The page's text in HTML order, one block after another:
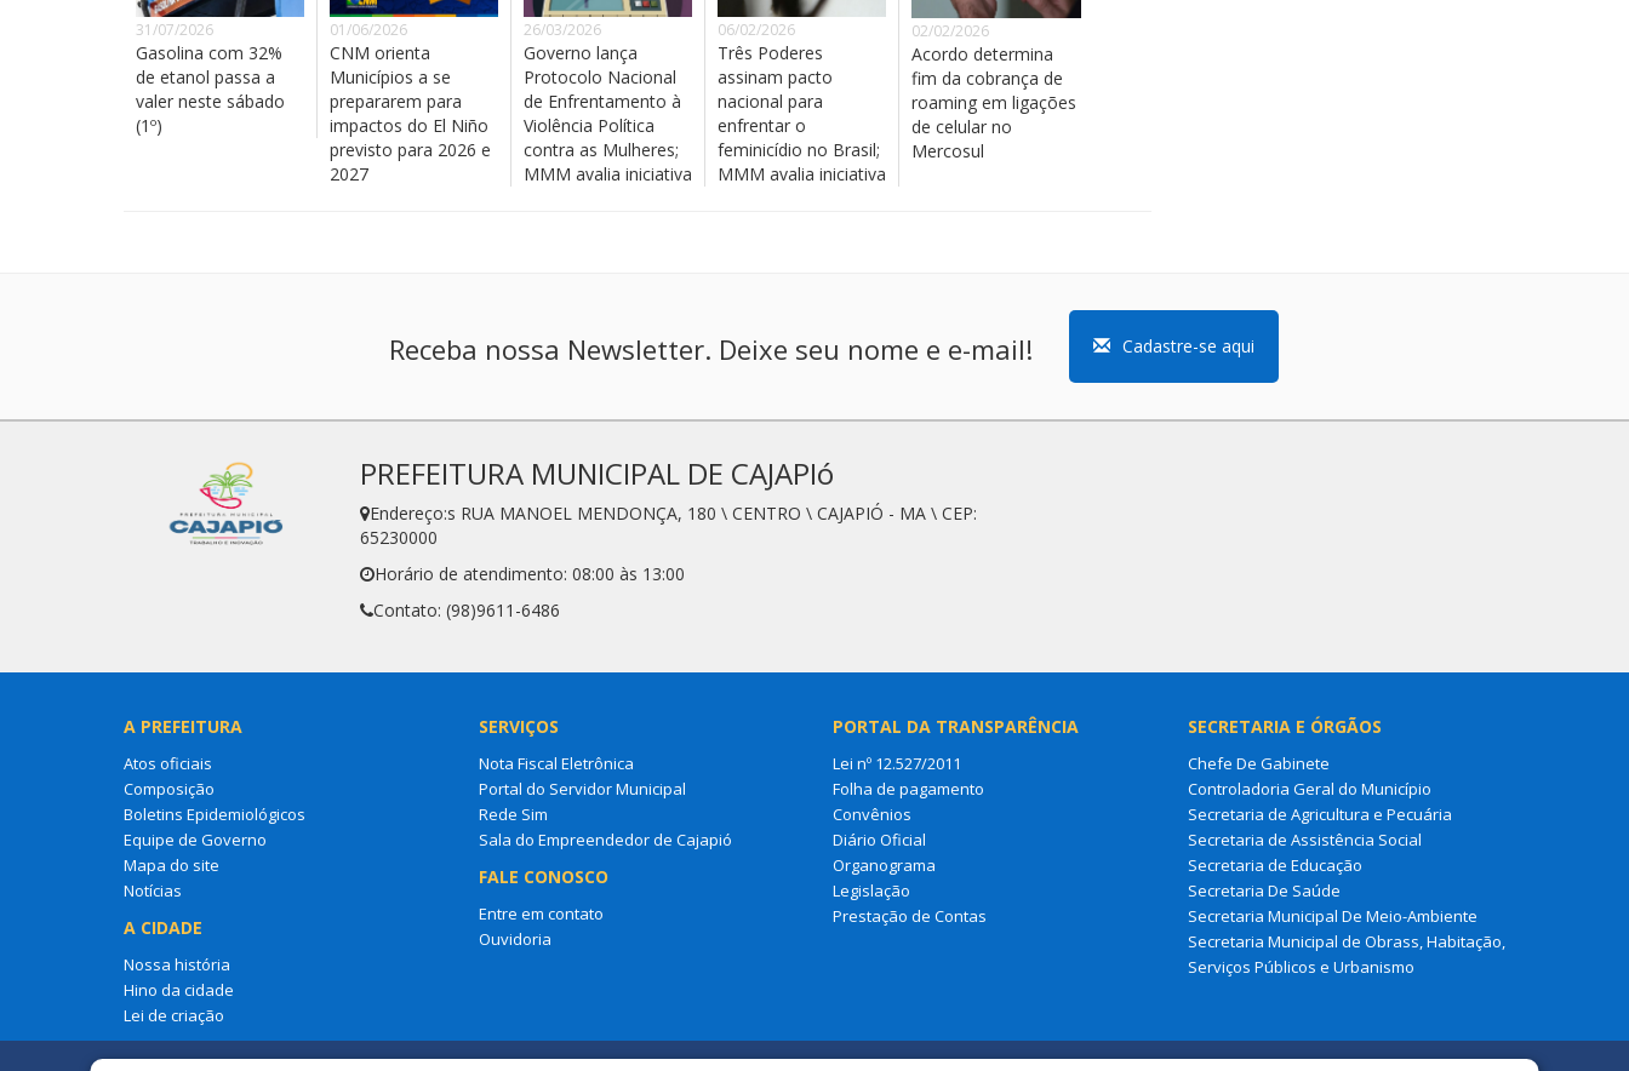
31/07/2026
Gasolina com 32%
de etanol passa a
valer neste sábado
(1º)
01/06/2026
CNM orienta
Municípios a se
prepararem para
impactos do El Niño
previsto para 2026 e
2027
26/03/2026
Governo lança
Protocolo Nacional
de Enfrentamento à
Violência Política
contra as Mulheres;
MMM avalia iniciativa
06/02/2026
Três Poderes
assinam pacto
nacional para
enfrentar o
feminicídio no Brasil;
MMM avalia iniciativa
02/02/2026
Acordo determina
fim da cobrança de
roaming em ligações
de celular no
Mercosul
Receba nossa Newsletter. Deixe seu nome e e-mail! Cadastre-se aqui
PREFEITURA MUNICIPAL DE CAJAPIó
Endereço:s RUA MANOEL MENDONÇA, 180 \ CENTRO \ CAJAPIÓ - MA \ CEP:
65230000
Horário de atendimento: 08:00 às 13:00
Contato: (98)9611-6486
A PREFEITURA
Atos oficiais
Composição
Boletins Epidemiológicos
Equipe de Governo
Mapa do site
Notícias
A CIDADE
Nossa história
Hino da cidade
Lei de criação
SERVIÇOS
Nota Fiscal Eletrônica
Portal do Servidor Municipal
Rede Sim
Sala do Empreendedor de Cajapió
FALE CONOSCO
Entre em contato
Ouvidoria
PORTAL DA TRANSPARÊNCIA
Lei nº 12.527/2011
Folha de pagamento
Convênios
Diário Oficial
Organograma
Legislação
Prestação de Contas
SECRETARIA E ÓRGÃOS
Chefe De Gabinete
Controladoria Geral do Município
Secretaria de Agricultura e Pecuária
Secretaria de Assistência Social
Secretaria de Educação
Secretaria De Saúde
Secretaria Municipal De Meio-Ambiente
Secretaria Municipal de Obrass, Habitação,
Serviços Públicos e Urbanismo